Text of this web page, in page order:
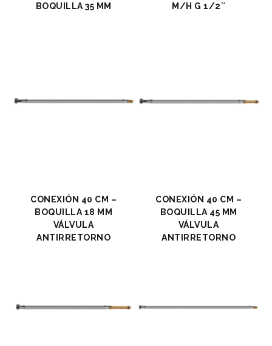
BOQUILLA 35 MM
M/H G 1/2″
CONEXIÓN 40 CM –
BOQUILLA 18 MM
VÁLVULA
ANTIRRETORNO
CONEXIÓN 40 CM –
BOQUILLA 45 MM
VÁLVULA
ANTIRRETORNO